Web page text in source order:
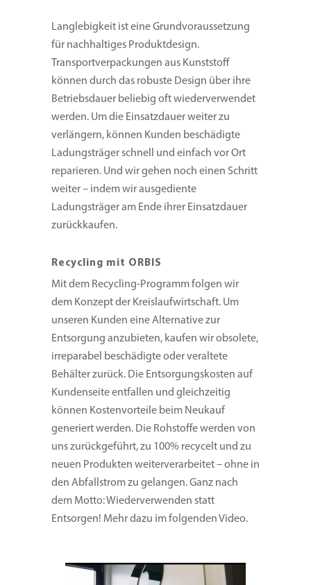
Langlebigkeit ist eine Grundvoraussetzung
für nachhaltiges Produktdesign.
Transportverpackungen aus Kunststoff
können durch das robuste Design über ihre
Betriebsdauer beliebig oft wiederverwendet
werden. Um die Einsatzdauer weiter zu
verlängern, können Kunden beschädigte
Ladungsträger schnell und einfach vor Ort
reparieren. Und wir gehen noch einen Schritt
weiter – indem wir ausgediente
Ladungsträger am Ende ihrer Einsatzdauer
zurückkaufen.
Recycling mit ORBIS
Mit dem Recycling-Programm folgen wir
dem Konzept der Kreislaufwirtschaft. Um
unseren Kunden eine Alternative zur
Entsorgung anzubieten, kaufen wir obsolete,
irreparabel beschädigte oder veraltete
Behälter zurück. Die Entsorgungskosten auf
Kundenseite entfallen und gleichzeitig
können Kostenvorteile beim Neukauf
generiert werden. Die Rohstoffe werden von
uns zurückgeführt, zu 100% recycelt und zu
neuen Produkten weiterverarbeitet – ohne in
den Abfallstrom zu gelangen. Ganz nach
dem Motto: Wiederverwenden statt
Entsorgen! Mehr dazu im folgenden Video.